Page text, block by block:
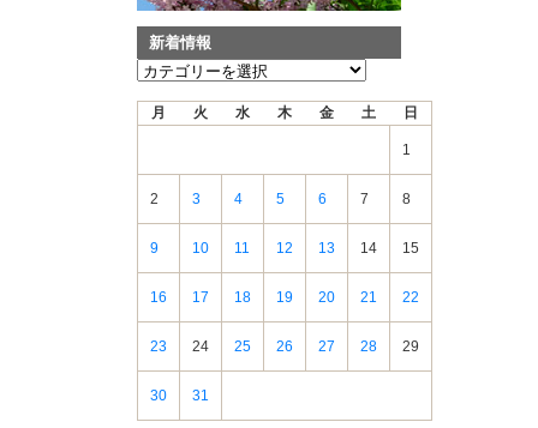
新着情報
新
月 火 水 木 金 土 日
1
2 3 4 5 6 7 8
9 10 11 12 13 14 15
16 17 18 19 20 21 22
23 24 25 26 27 28 29
30 31